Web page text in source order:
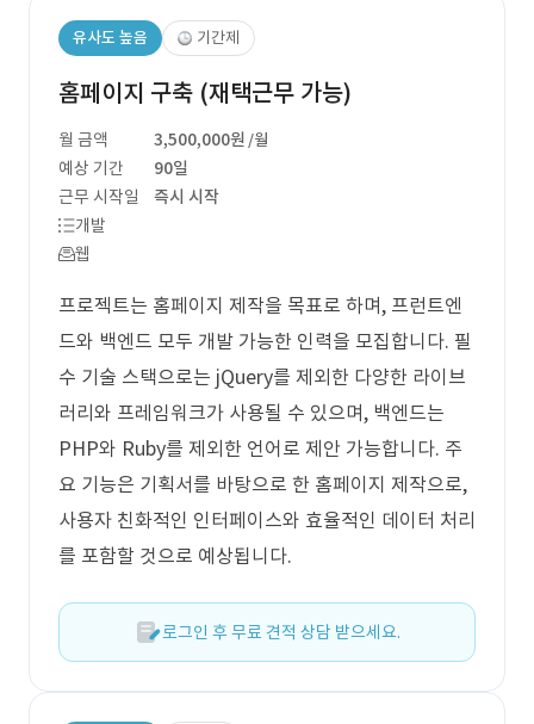
유사도 높음 기간제
홈페이지 구축 (재택근무 가능)
월 금액 3,500,000원 /월
예상 기간
90일
근무 시작일
즉시 시작
개발
웹
프로젝트는 홈페이지 제작을 목표로 하며, 프런트엔
드와 백엔드 모두 개발 가능한 인력을 모집합니다. 필
수 기술 스택으로는 jQuery를 제외한 다양한 라이브
러리와 프레임워크가 사용될 수 있으며, 백엔드는
PHP와 Ruby를 제외한 언어로 제안 가능합니다. 주
요 기능은 기획서를 바탕으로 한 홈페이지 제작으로,
사용자 친화적인 인터페이스와 효율적인 데이터 처리
를 포함할 것으로 예상됩니다.
로그인 후 무료 견적 상담 받으세요.